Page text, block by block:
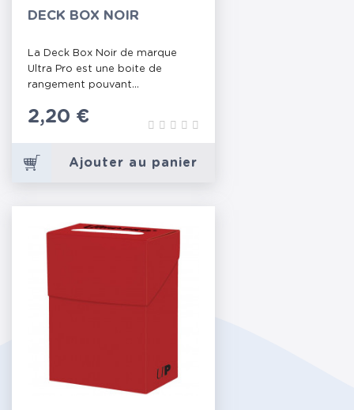
DECK BOX NOIR
La Deck Box Noir de marque
Ultra Pro est une boite de
rangement pouvant...
Prix
2,20 €
Ajouter au panier